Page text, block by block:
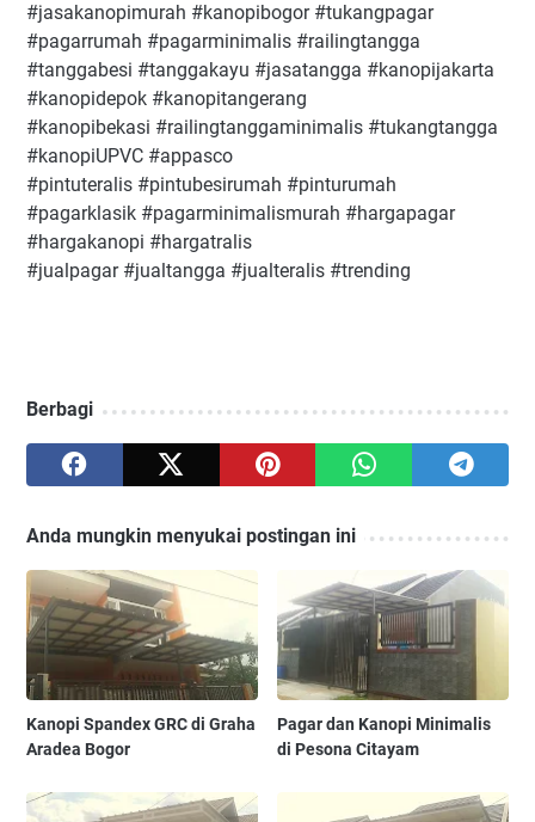
#jasakanopimurah #kanopibogor #tukangpagar
#pagarrumah #pagarminimalis #railingtangga
#tanggabesi #tanggakayu #jasatangga #kanopijakarta
#kanopidepok #kanopitangerang
#kanopibekasi #railingtanggaminimalis #tukangtangga
#kanopiUPVC #appasco
#pintuteralis #pintubesirumah #pinturumah
#pagarklasik #pagarminimalismurah #hargapagar
#hargakanopi #hargatralis
#jualpagar #jualtangga #jualteralis #trending
Berbagi
Anda mungkin menyukai postingan ini
Kanopi Spandex GRC di Graha
Aradea Bogor
Pagar dan Kanopi Minimalis
di Pesona Citayam